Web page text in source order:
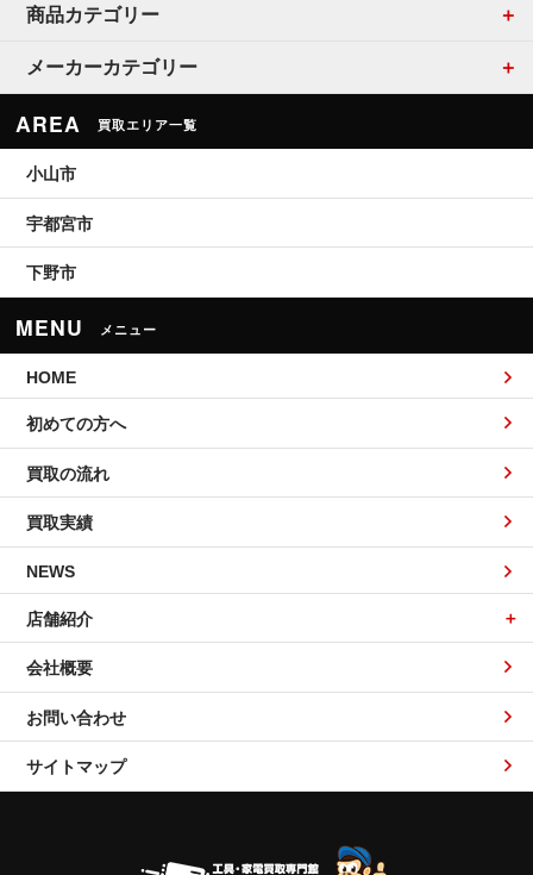
商品カテゴリー
メーカーカテゴリー
AREA 買取エリア一覧
小山市
宇都宮市
下野市
MENU メニュー
HOME
初めての方へ
買取の流れ
買取実績
NEWS
店舗紹介
会社概要
お問い合わせ
サイトマップ